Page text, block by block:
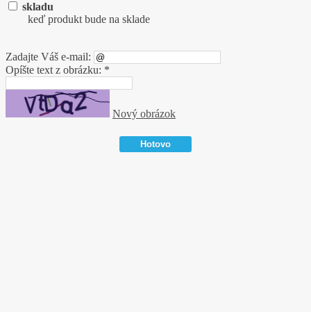
skladu
keď produkt bude na sklade
Zadajte Váš e-mail:
Opíšte text z obrázku: *
Nový obrázok